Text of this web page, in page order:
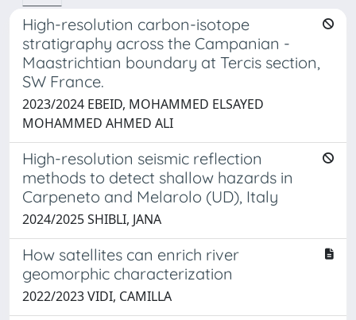
High-resolution carbon-isotope
stratigraphy across the Campanian -
Maastrichtian boundary at Tercis section,
SW France.
2023/2024 EBEID, MOHAMMED ELSAYED
MOHAMMED AHMED ALI
High-resolution seismic reflection
methods to detect shallow hazards in
Carpeneto and Melarolo (UD), Italy
2024/2025 SHIBLI, JANA
How satellites can enrich river
geomorphic characterization
2022/2023 VIDI, CAMILLA